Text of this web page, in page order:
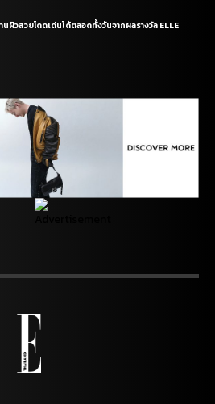
ผิวสวยโดดเด่นได้ตลอดทั้งวันจากผลรางวัล ELLE